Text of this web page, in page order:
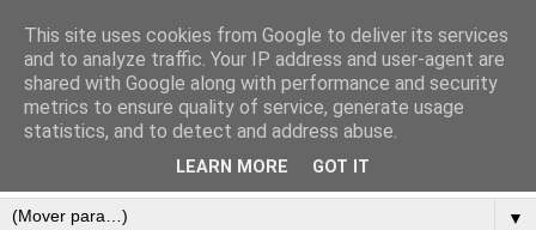
▼
This site uses cookies from Google to deliver its services
and to analyze traffic. Your IP address and user-agent are
shared with Google along with performance and security
metrics to ensure quality of service, generate usage
statistics, and to detect and address abuse.
LEARN MORE GOT IT